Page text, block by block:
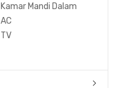
Kamar Mandi Dalam
AC
TV